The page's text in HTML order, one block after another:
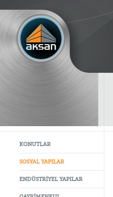
KONUTLAR
SOSYAL YAPILAR
ENDÜSTRİYEL YAPILAR